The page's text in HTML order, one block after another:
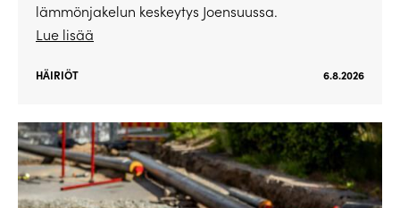
lämmönjakelun keskeytys Joensuussa.
Lue lisää
HÄIRIÖT 6.8.2026